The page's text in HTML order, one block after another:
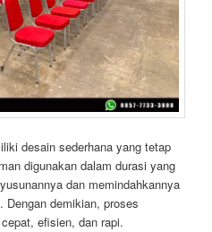
desain sederhana yang tetap
digunakan dalam durasi yang
dan memindahkannya
Dengan demikian, proses
efisien, dan rapi.